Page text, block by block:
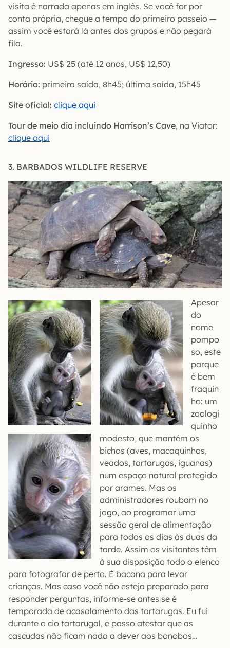
visita é narrada apenas em inglês. Se você for por
conta própria, chegue a tempo do primeiro passeio —
assim você estará lá antes dos grupos e não pegará
fila.
Ingresso: US$ 25 (até 12 anos, US$ 12,50)
Horário: primeira saída, 8h45; última saída, 15h45
Site oficial: clique aqui
Tour de meio dia incluindo Harrison’s Cave, na Viator:
clique aqui
3. BARBADOS WILDLIFE RESERVE
Apesar
do
nome
pompo
so, este
parque
é bem
fraquin
ho: um
zoologi
quinho
modesto, que mantém os
bichos (aves, macaquinhos,
veados, tartarugas, iguanas)
num espaço natural protegido
por arames. Mas os
administradores roubam no
jogo, ao programar uma
sessão geral de alimentação
para todos os dias às duas da
tarde. Assim os visitantes têm
à sua disposição todo o elenco
para fotografar de perto. É bacana para levar
crianças. Mas caso você não esteja preparado para
responder perguntas, informe-se antes se é
temporada de acasalamento das tartarugas. Eu fui
durante o cio tartarugal, e posso atestar que as
cascudas não ficam nada a dever aos bonobos…